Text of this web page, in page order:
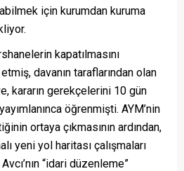
için kurumdan kuruma
kapatılmasını
davanın taraflarından olan
kararın gerekçelerini 10 gün
öğrenmişti. AYM’nin
ortaya çıkmasının ardından,
yeni yol haritası çalışmaları
“idari düzenleme”